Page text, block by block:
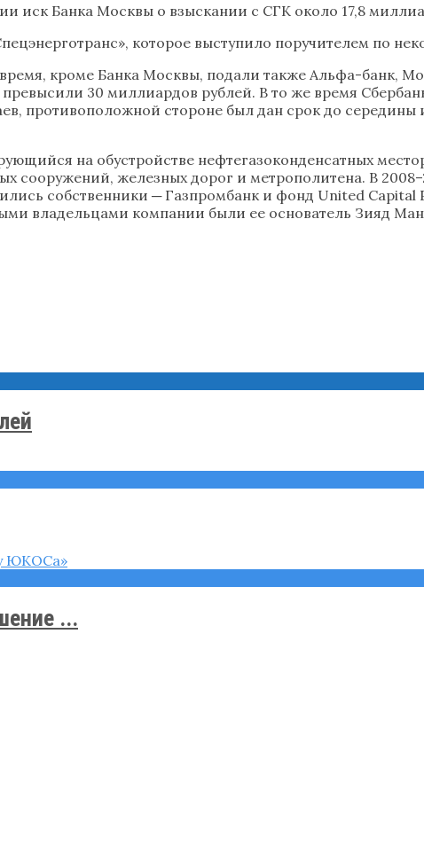
иск Банка Москвы о взыскании с СГК около 17,8
которое выступило поручителем по
кроме Банка Москвы, подали также Альфа-банк,
30 миллиардов рублей. В то же время
противоположной стороне был дан срок до середины
на обустройстве нефтегазоконденсатных
сооружений, железных дорог и метрополитена. В
собственники ─ Газпромбанк и фонд United
владельцами компании были ее основатель Зияд
...